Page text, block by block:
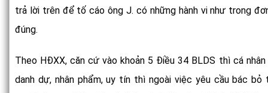
trả lời trên để tố cáo ông J. có những hành vi như trong
đúng.
Theo HĐXX, căn cứ vào khoản 5 Điều 34 BLDS thì cá
danh dự, nhân phẩm, uy tín thì ngoài việc yêu cầu bác